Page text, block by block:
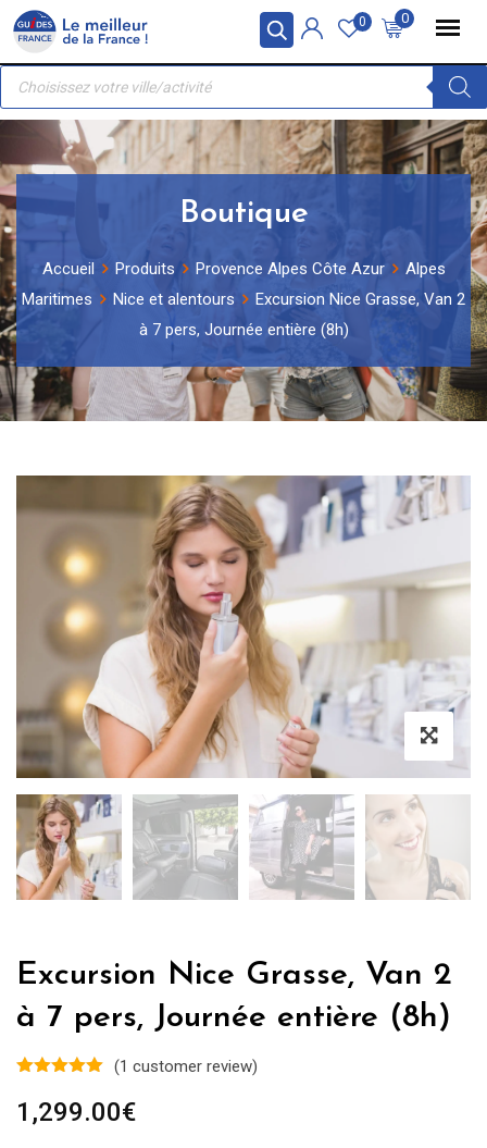
Panneau de gestion des cookies
Skip
content
0
0
Recherche
produits
Boutique
Accueil Produits Provence Alpes Côte Azur
Alpes
Maritimes
Nice et alentours
Excursion Nice Grasse, Van 2
à 7 pers, Journée entière (8h)
Excursion Nice Grasse, Van 2
à 7 pers, Journée entière (8h)
(1 customer review)
1,299.00€